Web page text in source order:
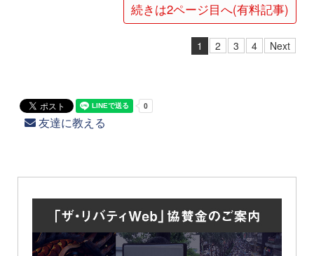
続きは2ページ目へ(有料記事)
1 2 3 4 Next
友達に教える